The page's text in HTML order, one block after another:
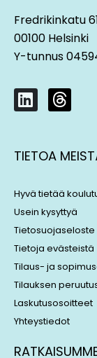
Fredrikinkatu
00100 Helsinki
Y-tunnus
L
i
k
e
i
n
T
h
e
a
s
TIETOA
Hyvä tietää
Usein kysyttyä
Tietosuojaseloste
Tietoja evästeistä
Tilaus- ja
Tilauksen
Laskutusosoitteet
Yhteystiedot